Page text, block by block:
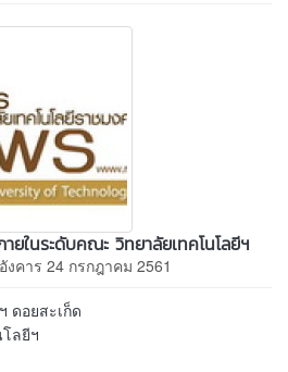
ในระดับคณะ วิทยาลัยเทคโนโลยีฯ
คาร 24 กรกฎาคม 2561
ดอยสะเก็ด
ลยีฯ